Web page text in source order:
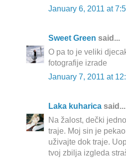
January 6, 2011 at
Sweet Green said...
O pa to je veliki
fotografije izrade
January 7, 2011 at
Laka kuharica said...
Na žalost, dečki
traje. Moj sin je
uživajte dok traje.
tvoj zbilja izgleda